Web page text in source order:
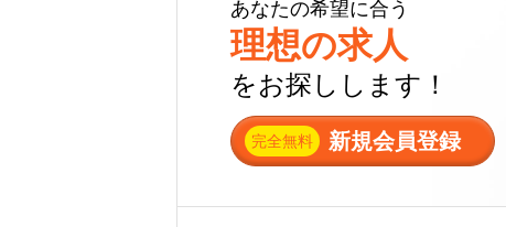
あなたの希望に合う
理想の求人
をお探しします！
完全無料 新規会員登録